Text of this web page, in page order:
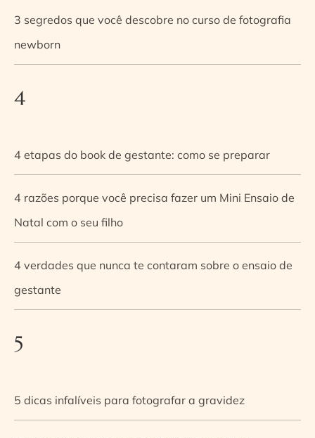
3 segredos que você descobre no curso de fotografia
newborn
4
4 etapas do book de gestante: como se preparar
4 razões porque você precisa fazer um Mini Ensaio de
Natal com o seu filho
4 verdades que nunca te contaram sobre o ensaio de
gestante
5
5 dicas infalíveis para fotografar a gravidez